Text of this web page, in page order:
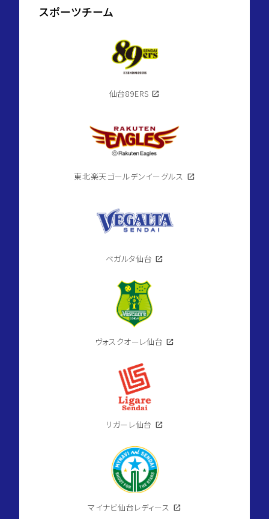
スポーツチーム
仙台89ERS open_in_new
東北楽天ゴールデンイーグルス open_in_new
ベガルタ仙台 open_in_new
ヴォスクオーレ仙台 open_in_new
リガーレ仙台 open_in_new
マイナビ仙台レディース open_in_new